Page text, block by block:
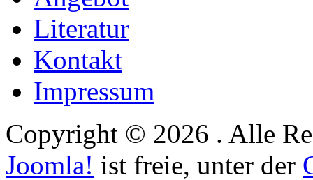
Literatur
Kontakt
Impressum
Copyright © 2026 . Alle
Joomla! ist freie, unter der